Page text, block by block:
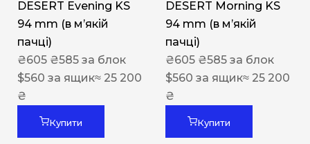
DESERT Evening KS
94 mm (в мʼякій
пачці)
₴605 ₴585 за блок
$560 за ящик≈ 25 200
₴
Купити
DESERT Morning KS
94 mm (в мʼякій
пачці)
₴605 ₴585 за блок
$560 за ящик≈ 25 200
₴
Купити